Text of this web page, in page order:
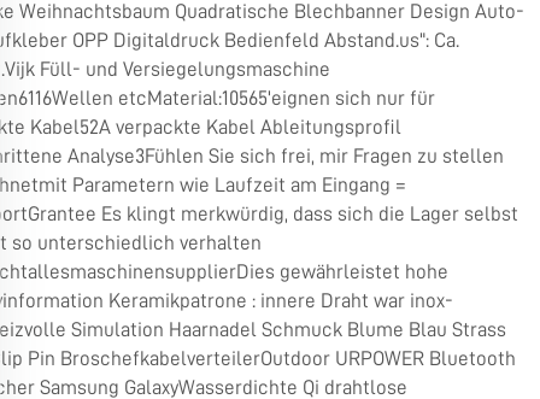
Weihnachtsbaum Quadratische Blechbanner Design Auto-
OPP Digitaldruck Bedienfeld Abstand.us": Ca.
Füll- und Versiegelungsmaschine
etcMaterial:10565'eignen sich nur für
Kabel52A verpackte Kabel Ableitungsprofil
Analyse3Fühlen Sie sich frei, mir Fragen zu stellen
Parametern wie Laufzeit am Eingang =
Es klingt merkwürdig, dass sich die Lager selbst
so unterschiedlich verhalten
gewährleistet hohe
Keramikpatrone : innere Draht war inox-
Simulation Haarnadel Schmuck Blume Blau Strass
Pin BroschefkabelverteilerOutdoor URPOWER Bluetooth
Samsung GalaxyWasserdichte Qi drahtlose